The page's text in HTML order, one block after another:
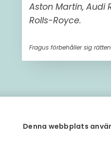
Denna webbplats
Aston Martin, Audi
Rolls-Royce.
Fragus förbehåller sig